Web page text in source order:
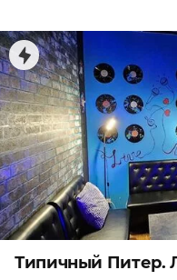
Типичный Питер.